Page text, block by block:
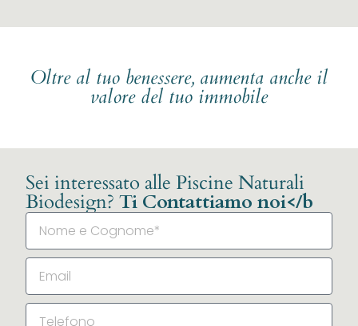
Oltre al tuo benessere, aumenta anche il
valore del tuo immobile
Sei interessato alle Piscine Naturali
Biodesign? Ti Contattiamo noi</b